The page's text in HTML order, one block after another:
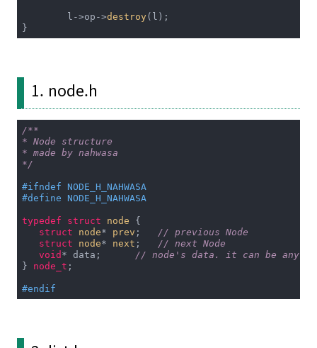
	l->op->
destroy(l);
}
1. node.h
/**
* Node structure
* made by nahwasa
*/
#ifndef NODE_H_NAHWASA
#define NODE_H_NAHWASA
typedef struct node {
struct
node* prev ;
// previous Node
struct
node* next ;
// next Node
void * data;
// node's data. it can be any
} node_t ;
#endif